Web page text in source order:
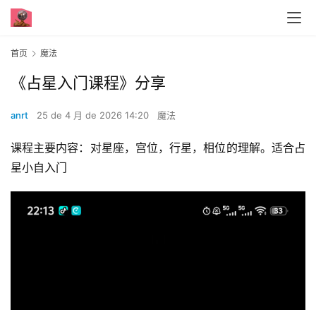
首页 魔法
《占星入门课程》分享
anrt 25 de 4 月 de 2026 14:20 魔法
课程主要内容：对星座，宫位，行星，相位的理解。适合占
星小自入门